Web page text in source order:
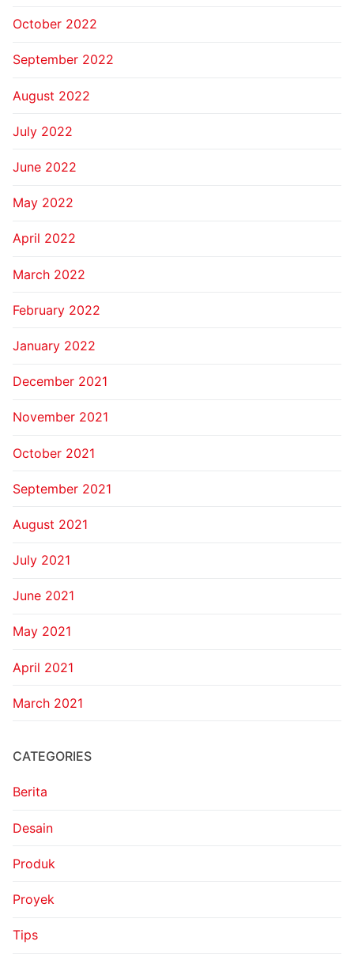
October 2022
September 2022
August 2022
July 2022
June 2022
May 2022
April 2022
March 2022
February 2022
January 2022
December 2021
November 2021
October 2021
September 2021
August 2021
July 2021
June 2021
May 2021
April 2021
March 2021
CATEGORIES
Berita
Desain
Produk
Proyek
Tips